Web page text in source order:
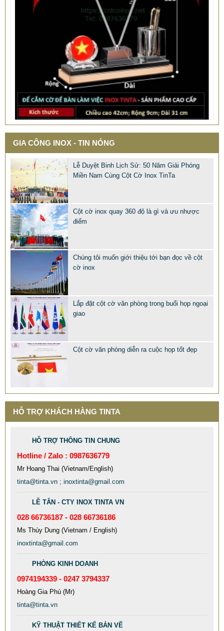
QUÀ TẶNG Ý NGHĨA CHO SẾP – ĐỘC LẠ, SANG TRỌNG -
CỜ ĐỂ BÀN & HỘP BÚT CAO CẤP
Mẫu: QUA TANG Y NGHIA CHO SEP
MẪU XE ĐẨY INOX ĐẸP GIÁ RẺ - XE ĐẨY HÀNH LÝ SÂN
9.577.900 VNĐ9.757.900 VNĐ
Mẫu: MAU XE DAY INOX 304 GIA RE
MẪU CỘT CỜ INOX ĐẸP GIÁ RẺ
2.896.700 VNĐ
Mẫu: MAU COT CO INOX 304
GIA CÔNG INOX - TIN NÓNG
Lễ Duyệt Binh Lịch Sử: 50 Năm Giải Phóng
Miền Nam Cùng Cột Cờ Inox TinTa
Cột cờ inox quay 360 độ là gì và ưu nhược
điểm
Chúng tôi muốn giới thiệu tới bạn đọc về cột
cờ inox
Lắp đặt cột cờ văn phòng trong buổi họp ngoại
giao
Cột cờ văn phòng diễn ra cuộc họp tốt đẹp
HỖ TRỢ KHÁCH HÀNG TINTA
HỖ TRỢ THÔNG TIN CHUNG
Hotline / Zalo : 0987636779
Mr Hoang Thai (Vietnam/English)
tinta@tinta.vn ; inoxtinta@gmail.com
LỄ TÂN - CTY INOX TINTA VN
028 66736187 - 028 66736186
Ms Thùy Dung (Vietnam / English)
inoxtinta@gmail.com
PHÒNG KINH DOANH
0974194339 - 0247 3794337
Hoàng Gia Phú (Mr)
tinta@tinta.vn
KỸ THUẬT THIẾT KẾ BẢN VẼ